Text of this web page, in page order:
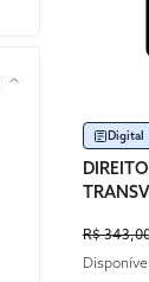
Digital
R$